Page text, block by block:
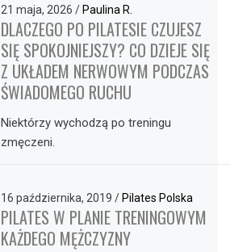
21 maja, 2026/ Paulina R.
DLACZEGO PO PILATESIE CZUJESZ
SIĘ SPOKOJNIEJSZY? CO DZIEJE SIĘ
Z UKŁADEM NERWOWYM PODCZAS
ŚWIADOMEGO RUCHU
Niektórzy wychodzą po treningu
zmęczeni.
16 października, 2019/ Pilates Polska
PILATES W PLANIE TRENINGOWYM
KAŻDEGO MĘŻCZYZNY